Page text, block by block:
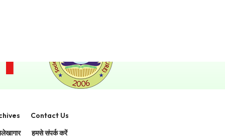
Contact Us
हमसे संपर्क करें